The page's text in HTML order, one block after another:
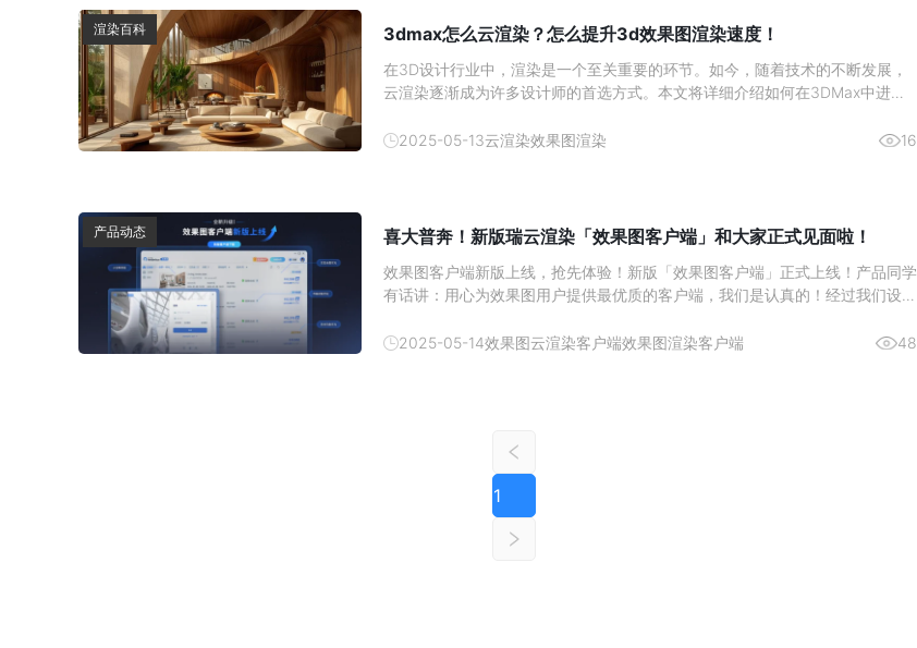
渲染百科 3dmax怎么云渲染？怎么提升3d效果图渲染速度！
在3D设计行业中，渲染是一个至关重要的环节。如今，随着技术的不断发展，
云渲染逐渐成为许多设计师的首选方式。本文将详细介绍如何在3DMax中进行
染？云渲染是指通过网络将渲染任务上传到云服务器进行处理的技术。相比于本
2025-05-13云渲染效果图渲染 16
产品动态 喜大普奔！新版瑞云渲染「效果图客户端」和大家正式见面啦！
效果图客户端新版上线，抢先体验！新版「效果图客户端」正式上线！产品同学
有话讲：用心为效果图用户提供最优质的客户端，我们是认真的！经过我们设计
迭代，我们秉承着&ldquo;效率"、"易用"、"友好"的改版目标，不仅对UI界面进
2025-05-14效果图云渲染客户端效果图渲染客户端 48
1